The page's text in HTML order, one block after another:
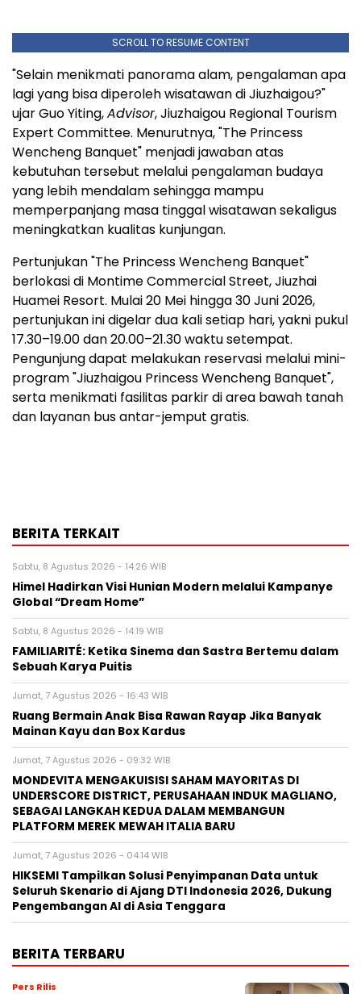
SCROLL TO RESUME CONTENT
"Selain menikmati panorama alam, pengalaman apa
lagi yang bisa diperoleh wisatawan di Jiuzhaigou?"
ujar Guo Yiting,Advisor, Jiuzhaigou Regional Tourism
Expert Committee. Menurutnya, "The Princess
Wencheng Banquet" menjadi jawaban atas
kebutuhan tersebut melalui pengalaman budaya
yang lebih mendalam sehingga mampu
memperpanjang masa tinggal wisatawan sekaligus
meningkatkan kualitas kunjungan.
Pertunjukan "The Princess Wencheng Banquet"
berlokasi di Montime Commercial Street, Jiuzhai
Huamei Resort. Mulai 20 Mei hingga 30 Juni 2026,
pertunjukan ini digelar dua kali setiap hari, yakni pukul
17.30–19.00 dan 20.00–21.30 waktu setempat.
Pengunjung dapat melakukan reservasi melalui mini-
program "Jiuzhaigou Princess Wencheng Banquet",
serta menikmati fasilitas parkir di area bawah tanah
dan layanan bus antar-jemput gratis.
BERITA TERKAIT
Sabtu, 8 Agustus 2026 - 14:26 WIB
Himel Hadirkan Visi Hunian Modern melalui Kampanye
Global “Dream Home”
Sabtu, 8 Agustus 2026 - 14:19 WIB
FAMILIARITÉ: Ketika Sinema dan Sastra Bertemu dalam
Sebuah Karya Puitis
Jumat, 7 Agustus 2026 - 16:43 WIB
Ruang Bermain Anak Bisa Rawan Rayap Jika Banyak
Mainan Kayu dan Box Kardus
Jumat, 7 Agustus 2026 - 09:32 WIB
MONDEVITA MENGAKUISISI SAHAM MAYORITAS DI
UNDERSCORE DISTRICT, PERUSAHAAN INDUK MAGLIANO,
SEBAGAI LANGKAH KEDUA DALAM MEMBANGUN
PLATFORM MEREK MEWAH ITALIA BARU
Jumat, 7 Agustus 2026 - 04:14 WIB
HIKSEMI Tampilkan Solusi Penyimpanan Data untuk
Seluruh Skenario di Ajang DTI Indonesia 2026, Dukung
Pengembangan AI di Asia Tenggara
BERITA TERBARU
Pers Rilis